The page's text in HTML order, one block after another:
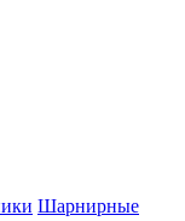
Шарнирные